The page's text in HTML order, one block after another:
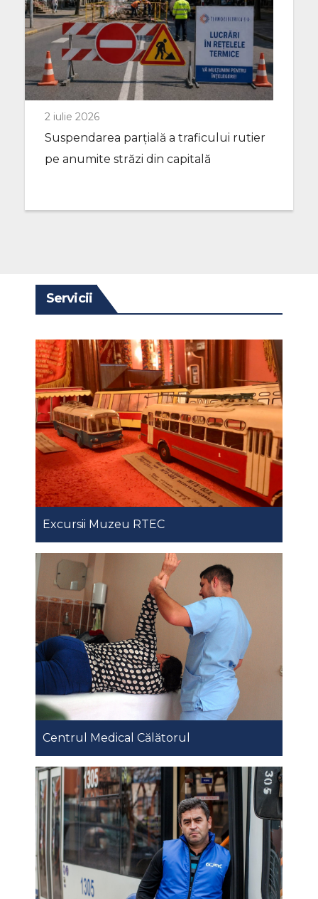
2 iulie 2026
Suspendarea parțială a traficului rutier
pe anumite străzi din capitală
Servicii
Excursii Muzeu RTEC
Centrul Medical Călătorul